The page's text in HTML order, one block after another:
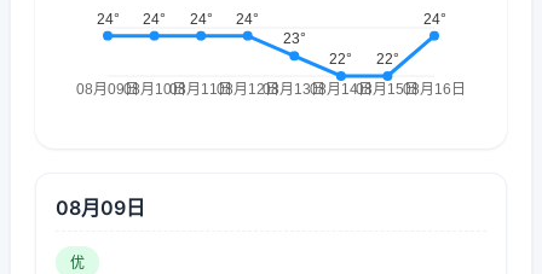
08月09日
优